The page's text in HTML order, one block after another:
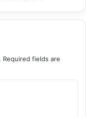
Required fields are